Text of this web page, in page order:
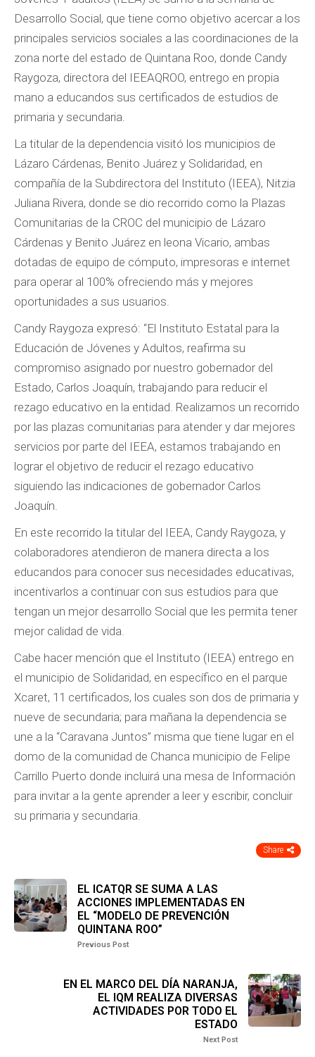
Desarrollo Social, que tiene como objetivo acercar a los
principales servicios sociales a las coordinaciones de la
zona norte del estado de Quintana Roo, donde Candy
Raygoza, directora del IEEAQROO, entrego en propia
mano a educandos sus certificados de estudios de
primaria y secundaria.
La titular de la dependencia visitó los municipios de
Lázaro Cárdenas, Benito Juárez y Solidaridad, en
compañía de la Subdirectora del Instituto (IEEA), Nitzia
Juliana Rivera, donde se dio recorrido como la Plazas
Comunitarias de la CROC del municipio de Lázaro
Cárdenas y Benito Juárez en leona Vicario, ambas
dotadas de equipo de cómputo, impresoras e internet
para operar al 100% ofreciendo más y mejores
oportunidades a sus usuarios.
Candy Raygoza expresó: “El Instituto Estatal para la
Educación de Jóvenes y Adultos, reafirma su
compromiso asignado por nuestro gobernador del
Estado, Carlos Joaquín, trabajando para reducir el
rezago educativo en la entidad. Realizamos un recorrido
por las plazas comunitarias para atender y dar mejores
servicios por parte del IEEA, estamos trabajando en
lograr el objetivo de reducir el rezago educativo
siguiendo las indicaciones de gobernador Carlos
Joaquín.
En este recorrido la titular del IEEA, Candy Raygoza, y
colaboradores atendieron de manera directa a los
educandos para conocer sus necesidades educativas,
incentivarlos a continuar con sus estudios para que
tengan un mejor desarrollo Social que les permita tener
mejor calidad de vida.
Cabe hacer mención que el Instituto (IEEA) entrego en
el municipio de Solidaridad, en específico en el parque
Xcaret, 11 certificados, los cuales son dos de primaria y
nueve de secundaria; para mañana la dependencia se
une a la “Caravana Juntos” misma que tiene lugar en el
domo de la comunidad de Chanca municipio de Felipe
Carrillo Puerto donde incluirá una mesa de Información
para invitar a la gente aprender a leer y escribir, concluir
su primaria y secundaria.
Share
EL ICATQR SE SUMA A LAS
ACCIONES IMPLEMENTADAS EN
EL “MODELO DE PREVENCIÓN
QUINTANA ROO”
Previous Post
EN EL MARCO DEL DÍA NARANJA,
EL IQM REALIZA DIVERSAS
ACTIVIDADES POR TODO EL
ESTADO
Next Post